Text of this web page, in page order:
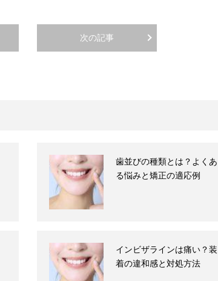
次の記事
歯並びの種類とは？よくあ
る悩みと矯正の適応例
インビザラインは痛い？装
着の違和感と対処方法